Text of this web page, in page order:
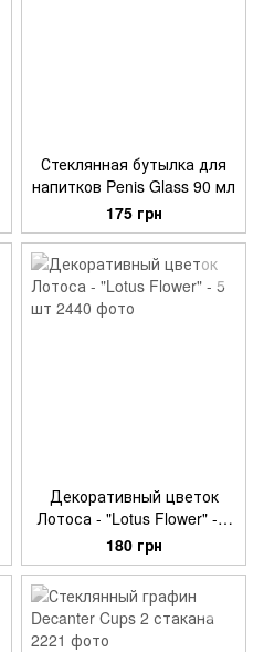
Стеклянная бутылка для
напитков Penis Glass 90 мл
175 грн
Декоративный цветок
Лотоса - "Lotus Flower" - 5
шт
180 грн